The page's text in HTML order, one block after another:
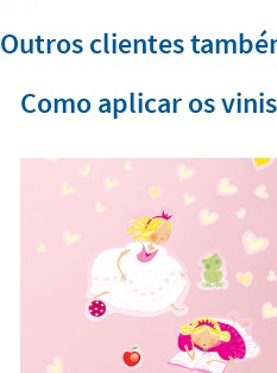
Outros clientes
Como aplicar os